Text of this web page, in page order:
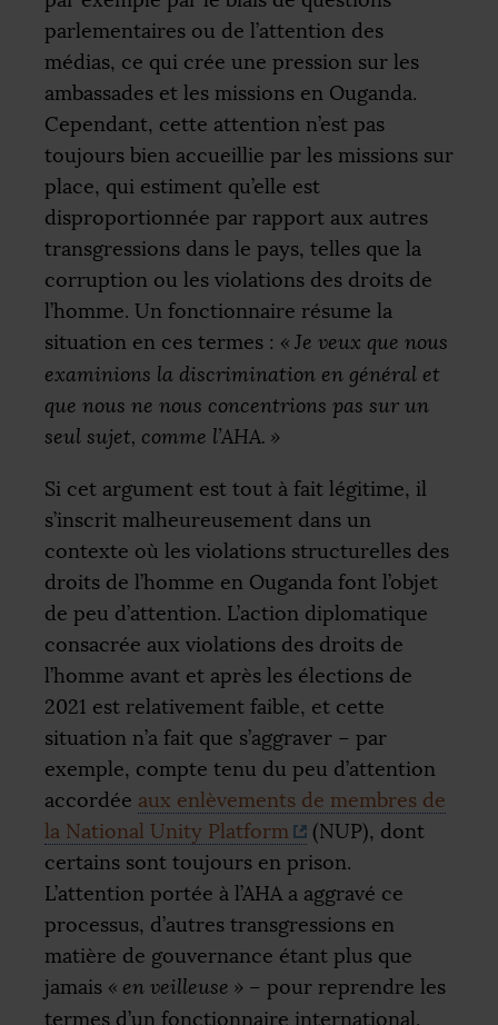
parlementaires ou de l’attention des
médias, ce qui crée une pression sur les
ambassades et les missions en Ouganda.
Cependant, cette attention n’est pas
toujours bien accueillie par les missions sur
place, qui estiment qu’elle est
disproportionnée par rapport aux autres
transgressions dans le pays, telles que la
corruption ou les violations des droits de
l’homme. Un fonctionnaire résume la
situation en ces termes : « Je veux que nous
examinions la discrimination en général et
que nous ne nous concentrions pas sur un
seul sujet, comme l’AHA. »
Si cet argument est tout à fait légitime, il
s’inscrit malheureusement dans un
contexte où les violations structurelles des
droits de l’homme en Ouganda font l’objet
de peu d’attention. L’action diplomatique
consacrée aux violations des droits de
l’homme avant et après les élections de
2021 est relativement faible, et cette
situation n’a fait que s’aggraver – par
exemple, compte tenu du peu d’attention
accordée aux enlèvements de membres de
la National Unity Platform
(NUP), dont
certains sont toujours en prison.
L’attention portée à l’AHAa aggravé ce
processus, d’autres transgressions en
matière de gouvernance étant plus que
jamais « en veilleuse » – pour reprendre les
termes d’un fonctionnaire international.